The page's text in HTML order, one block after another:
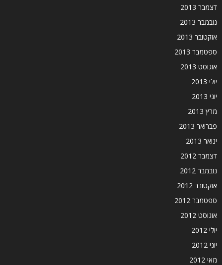
דצמבר 2013
נובמבר 2013
אוקטובר 2013
ספטמבר 2013
אוגוסט 2013
יולי 2013
יוני 2013
מרץ 2013
פברואר 2013
ינואר 2013
דצמבר 2012
נובמבר 2012
אוקטובר 2012
ספטמבר 2012
אוגוסט 2012
יולי 2012
יוני 2012
מאי 2012